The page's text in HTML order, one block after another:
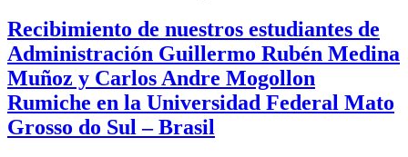
Recibimiento de nuestros estudiantes de
Administración Guillermo Rubén Medina
Muñoz y Carlos Andre Mogollon
Rumiche en la Universidad Federal Mato
Grosso do Sul – Brasil